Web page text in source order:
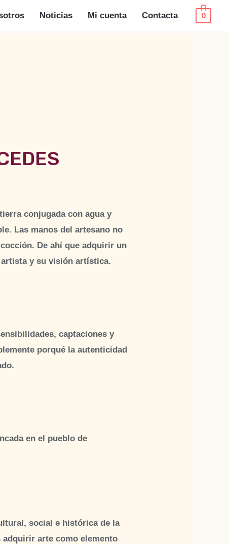
Noticias Mi cuenta Contacta 0
conjugada con agua y
Las manos del artesano no
De ahí que adquirir un
y su visión artística.
captaciones y
porqué la autenticidad
en el pueblo de
social e histórica de la
arte como elemento